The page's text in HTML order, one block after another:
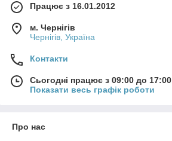
Працює з 16.01.2012
м. Чернігів
Чернігів, Україна
Контакти
Сьогодні працює з 09:00 до 17:00
Показати весь графік роботи
Про нас